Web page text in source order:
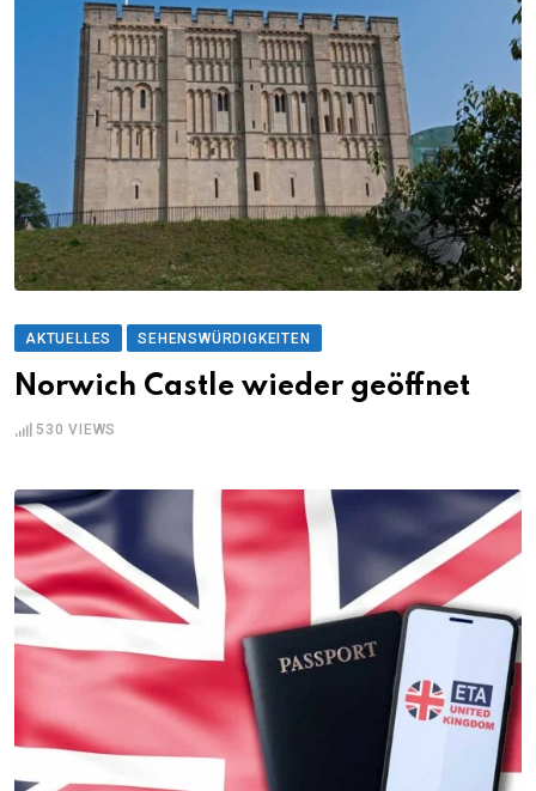
AKTUELLES SEHENSWÜRDIGKEITEN
Norwich Castle wieder geöffnet
530 VIEWS